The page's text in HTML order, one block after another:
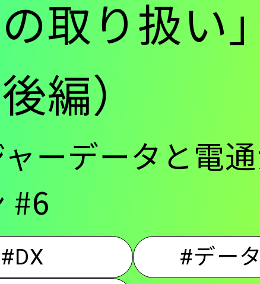
メ
取り扱い
編）
ャーデータと電
#6
#DX #デー